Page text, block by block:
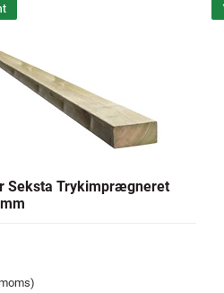
Seksta Trykimprægneret